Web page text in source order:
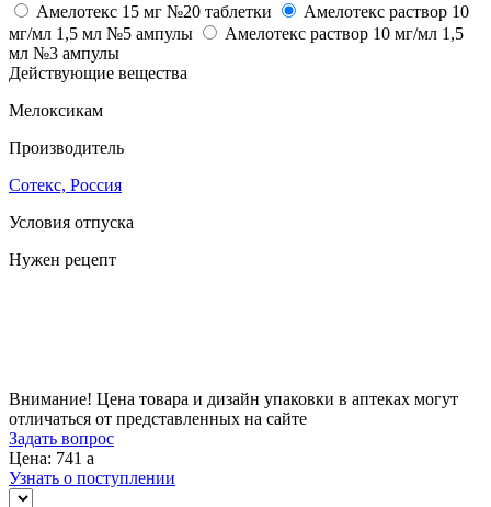
Амелотекс 15 мг №20 таблетки
Амелотекс раствор 10
мг/мл 1,5 мл №5 ампулы
Амелотекс раствор 10 мг/мл 1,5
мл №3 ампулы
Действующие вещества
Мелоксикам
Производитель
Сотекс, Россия
Условия отпуска
Нужен рецепт
Внимание! Цена товара и дизайн упаковки в аптеках могут
отличаться от представленных на сайте
Задать вопрос
Цена: 741 a
Узнать о поступлении